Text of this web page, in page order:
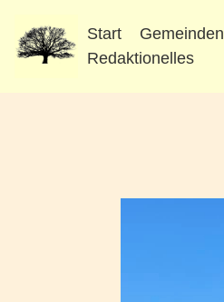
Start Gemeinden
Redaktionelles